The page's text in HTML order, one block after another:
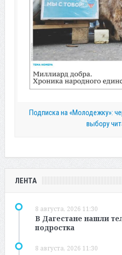
Подписка на «Молодежку»:
выбору
ЛЕНТА
8 августа, 2026 11:30
В Дагестане нашли
подростка
8 августа, 2026 11:30